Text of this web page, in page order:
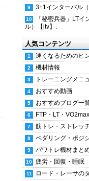
3+1インターバル
「秘密兵器」LT
ル）【itv】.
人気コンテンツ
速くなるためのヒ
機材情報
トレーニングメニ
おすすめ動画
おすすめブログ一
FTP・LT・VO2max
筋トレ・ストレッ
ペダリング・ポジ
パワトレ機材まと
疲労・回復・睡眠
ロード・レーサの